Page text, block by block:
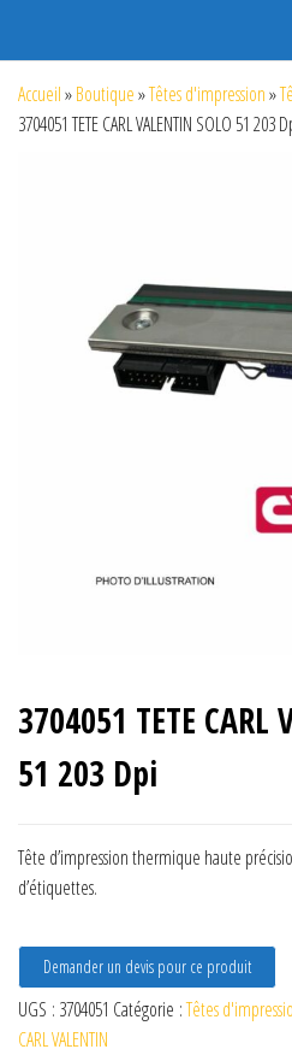
Accueil»Boutique»Têtes d'impression»
3704051 TETE CARL VALENTIN SOLO 51 203
3704051 TETE CARL
51 203 Dpi
Tête d’impression thermique haute
d’étiquettes.
Demander un devis pour ce produit
UGS : 3704051 Catégorie :Têtes
CARL VALENTIN